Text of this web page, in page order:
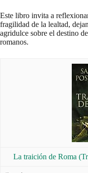
Este libro invita a
fragilidad de la lealtad,
agridulce sobre el destino
romanos.
La traición de Roma